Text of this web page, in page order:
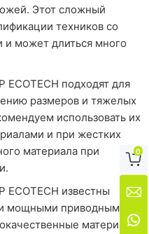
Этот сложный
техников со
может длиться много
подходят для
размеров и тяжелых
использовать их
и при жестких
материала при
известны
мощными приводными
материалы

0

